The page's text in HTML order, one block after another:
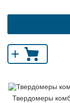
+
Твердомеры